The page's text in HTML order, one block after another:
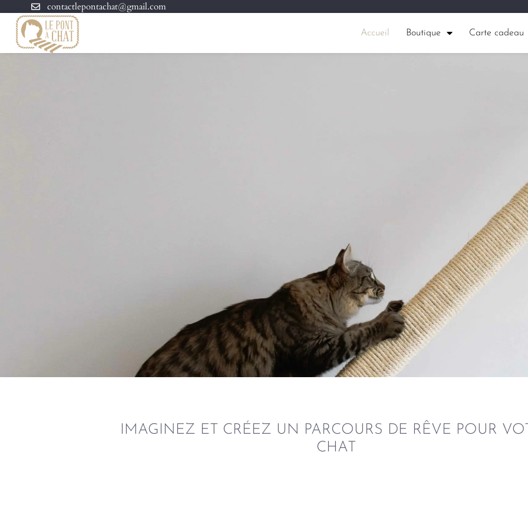
contactlepontachat@gmail.com
Accueil Boutique Carte cadeau
Mobilier Et Accessoires Pour
IMAGINEZ ET CRÉEZ UN PARCOURS DE RÊVE POUR
CHAT